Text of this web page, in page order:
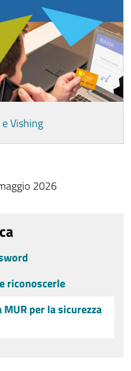
Vishing
2026
riconoscerle
per la sicurezza